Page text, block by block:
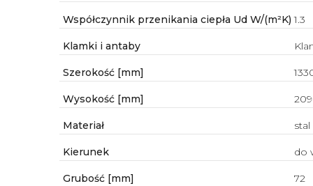
Współczynnik przenikania ciepła Ud W/(m²K) 1.3
Klamki i antaby
Szerokość [mm]
Wysokość [mm]
Materiał stal
Kierunek do
Grubość [mm] 72